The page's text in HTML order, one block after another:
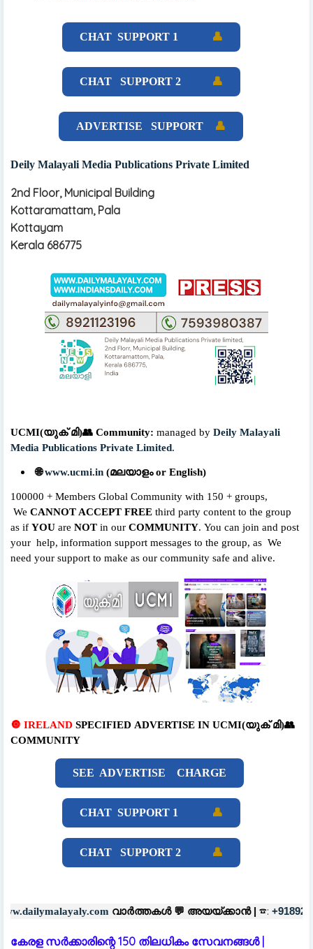
CHAT SUPPORT 1 👤
CHAT SUPPORT 2 👤
ADVERTISE SUPPORT 👤
Deily Malayali Media Publications Private Limited
2nd Floor, Municipal Building
Kottaramattam, Pala
Kottayam
Kerala 686775
UCMI(യുക് മി)👥 Community: managed by Deily Malayali
Media Publications Private Limited.
🌐www.ucmi.in (മലയാളം or English)
100000 + Members Global Community with 150 + groups,
We CANNOT ACCEPT FREE third party content to the group
as if YOU are NOT in our COMMUNITY. You can join and post
your help, information support messages to the group, as We
need your support to make as our community safe and alive.
🔘 IRELAND SPECIFIED ADVERTISE IN UCMI(യുക് മി)👥
COMMUNITY
SEE ADVERTISE CHARGE
CHAT SUPPORT 1 👤
CHAT SUPPORT 2 👤
വാർത്തകൾ 💬അയയ്ക്കാൻ | ☎: +918921123196 ☎
കേരള സര്‍ക്കാരിന്റെ 150 തിലധികം സേവനങ്ങള്‍ |